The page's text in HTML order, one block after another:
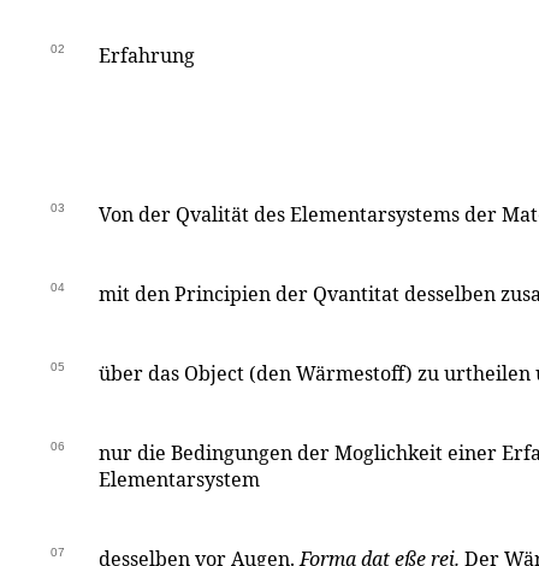
02 Erfahrung
03 Von der Qvalität des Elementarsystems der
04 mit den Principien der Qvantitat desselben
05 über das Object (den Wärmestoff) zu
06
nur die Bedingungen der Moglichkeit einer
Elementarsystem
07 desselben vor Augen.Forma dat eße rei. Der